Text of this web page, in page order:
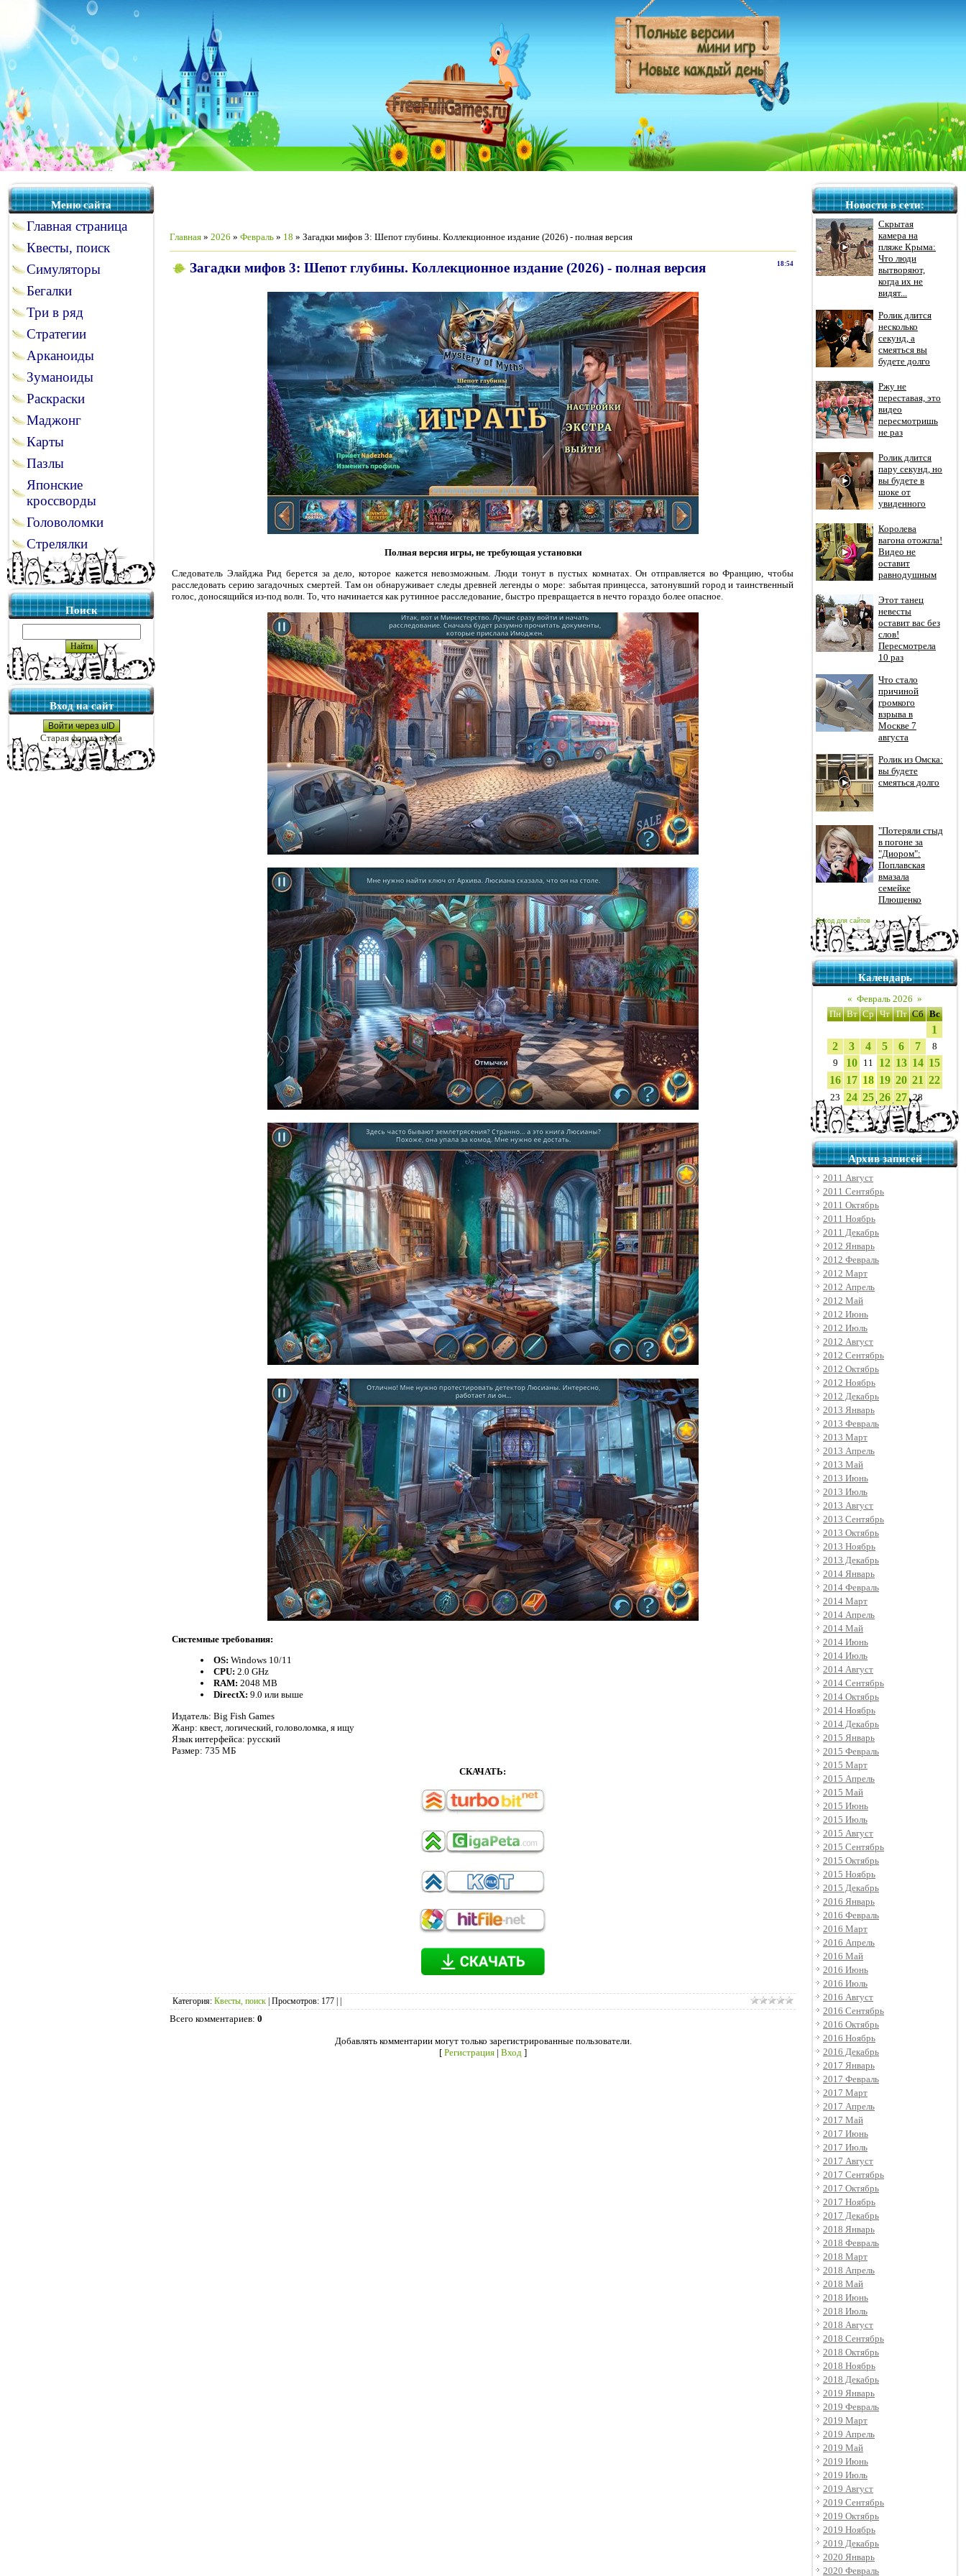
Меню сайта
Главная страница
Квесты, поиск
Симуляторы
Бегалки
Три в ряд
Стратегии
Арканоиды
Зуманоиды
Раскраски
Маджонг
Карты
Пазлы
Японские
кроссворды
Головоломки
Стрелялки
Поиск
Вход на сайт
Войти через uID
Старая форма входа
Главная » 2026 » Февраль » 18 » Загадки мифов 3: Шепот глубины. Коллекционное издание (2026) - полная версия
18:54
Загадки мифов 3: Шепот глубины. Коллекционное издание (2026) - полная версия
Полная версия игры, не требующая установки
Следователь Элайджа Рид берется за дело, которое кажется невозможным. Люди тонут в пустых комнатах. Он отправляется во Францию, чтобы
расследовать серию загадочных смертей. Там он обнаруживает следы древней легенды о море: забытая принцесса, затонувший город и таинственный
голос, доносящийся из-под волн. То, что начинается как рутинное расследование, быстро превращается в нечто гораздо более опасное.
Системные требования:
OS: Windows 10/11
CPU: 2.0 GHz
RAM: 2048 MB
DirectX: 9.0 или выше
Издатель: Big Fish Games
Жанр: квест, логический, головоломка, я ищу
Язык интерфейса: русский
Размер: 735 МБ
СКАЧАТЬ:
Категория: Квесты, поиск Просмотров: 177
Всего комментариев: 0
Добавлять комментарии могут только зарегистрированные пользователи.
[ Регистрация | Вход ]
Новости в сети:
Скрытая
камера на
пляже Крыма:
Что люди
вытворяют,
когда их не
видят...
Ролик длится
несколько
секунд, а
смеяться вы
будете долго
Ржу не
переставая, это
видео
пересмотришь
не раз
Ролик длится
пару секунд, но
вы будете в
шоке от
увиденного
Королева
вагона отожгла!
Видео не
оставит
равнодушным
Этот танец
невесты
оставит вас без
слов!
Пересмотрела
10 раз
Что стало
причиной
громкого
взрыва в
Москве 7
августа
Ролик из Омска:
вы будете
смеяться долго
"Потеряли стыд
в погоне за
"Диором":
Поплавская
вмазала
семейке
Плющенко
Доход для сайтов
Календарь
« Февраль 2026 »
Пн Вт Ср Чт Пт Сб Вс
1
2
3 4 5 6 7
8
9
10 11 12 13 14 15
16 17 18 19 20 21 22
23 24 25 26 27 28
Архив записей
2011 Август
2011 Сентябрь
2011 Октябрь
2011 Ноябрь
2011 Декабрь
2012 Январь
2012 Февраль
2012 Март
2012 Апрель
2012 Май
2012 Июнь
2012 Июль
2012 Август
2012 Сентябрь
2012 Октябрь
2012 Ноябрь
2012 Декабрь
2013 Январь
2013 Февраль
2013 Март
2013 Апрель
2013 Май
2013 Июнь
2013 Июль
2013 Август
2013 Сентябрь
2013 Октябрь
2013 Ноябрь
2013 Декабрь
2014 Январь
2014 Февраль
2014 Март
2014 Апрель
2014 Май
2014 Июнь
2014 Июль
2014 Август
2014 Сентябрь
2014 Октябрь
2014 Ноябрь
2014 Декабрь
2015 Январь
2015 Февраль
2015 Март
2015 Апрель
2015 Май
2015 Июнь
2015 Июль
2015 Август
2015 Сентябрь
2015 Октябрь
2015 Ноябрь
2015 Декабрь
2016 Январь
2016 Февраль
2016 Март
2016 Апрель
2016 Май
2016 Июнь
2016 Июль
2016 Август
2016 Сентябрь
2016 Октябрь
2016 Ноябрь
2016 Декабрь
2017 Январь
2017 Февраль
2017 Март
2017 Апрель
2017 Май
2017 Июнь
2017 Июль
2017 Август
2017 Сентябрь
2017 Октябрь
2017 Ноябрь
2017 Декабрь
2018 Январь
2018 Февраль
2018 Март
2018 Апрель
2018 Май
2018 Июнь
2018 Июль
2018 Август
2018 Сентябрь
2018 Октябрь
2018 Ноябрь
2018 Декабрь
2019 Январь
2019 Февраль
2019 Март
2019 Апрель
2019 Май
2019 Июнь
2019 Июль
2019 Август
2019 Сентябрь
2019 Октябрь
2019 Ноябрь
2019 Декабрь
2020 Январь
2020 Февраль